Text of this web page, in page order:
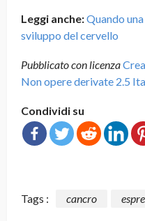
Leggi anche:Quando
sviluppo del cervello
Pubblicato con licenza
Non opere derivate 2.5
Condividi su
Tags : cancro